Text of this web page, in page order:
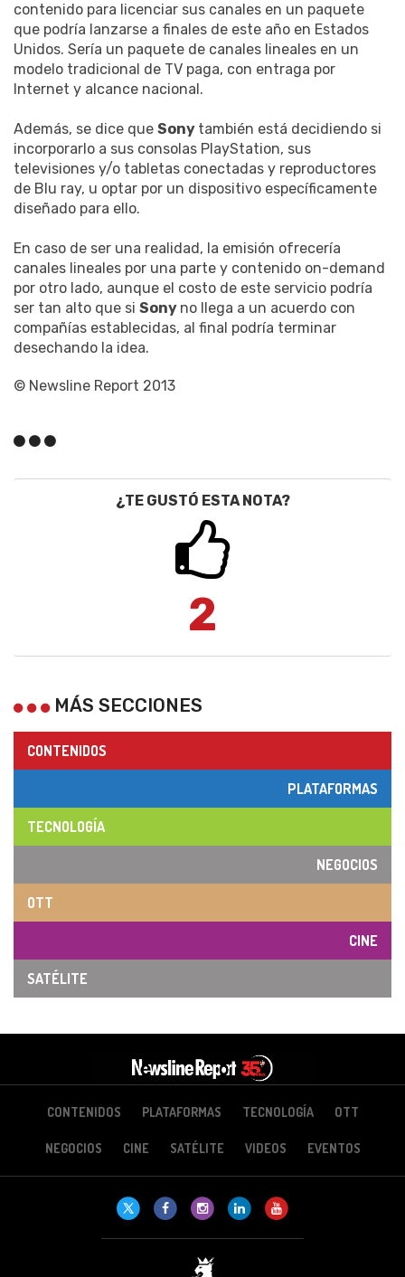
contenido para licenciar sus canales en un paquete
que podría lanzarse a finales de este año en Estados
Unidos. Sería un paquete de canales lineales en un
modelo tradicional de TV paga, con entraga por
Internet y alcance nacional.
Además, se dice que Sony también está decidiendo si
incorporarlo a sus consolas PlayStation, sus
televisiones y/o tabletas conectadas y reproductores
de Blu ray, u optar por un dispositivo específicamente
diseñado para ello.
En caso de ser una realidad, la emisión ofrecería
canales lineales por una parte y contenido on-demand
por otro lado, aunque el costo de este servicio podría
ser tan alto que si Sony no llega a un acuerdo con
compañías establecidas, al final podría terminar
desechando la idea.
© Newsline Report 2013
¿TE GUSTÓ ESTA NOTA?
2
MÁS SECCIONES
CONTENIDOS
PLATAFORMAS
TECNOLOGÍA
NEGOCIOS
OTT
CINE
SATÉLITE
CONTENIDOS PLATAFORMAS TECNOLOGÍA OTT
NEGOCIOS CINE SATÉLITE VIDEOS EVENTOS